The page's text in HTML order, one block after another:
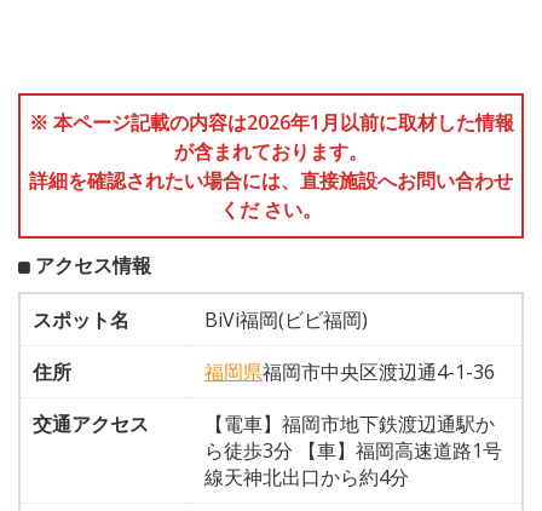
※ 本ページ記載の内容は2026年1月以前に取材した情報
が含まれております。
詳細を確認されたい場合には、直接施設へお問い合わせ
くだ さい。
アクセス情報
スポット名
BiVi福岡(ビビ福岡)
住所
福岡県福岡市中央区渡辺通4-1-36
交通アクセス
【電車】福岡市地下鉄渡辺通駅か
ら徒歩3分 【車】福岡高速道路1号
線天神北出口から約4分